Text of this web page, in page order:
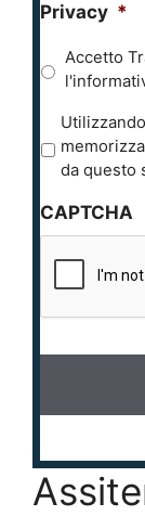
Privacy *
Accetto
r
a
c
*
da questo
CAPTCHA